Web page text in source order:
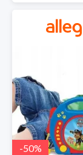
-50%